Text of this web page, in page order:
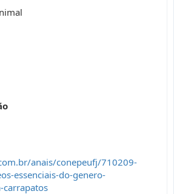
anais/conepeufj/710209-
essenciais-do-genero-